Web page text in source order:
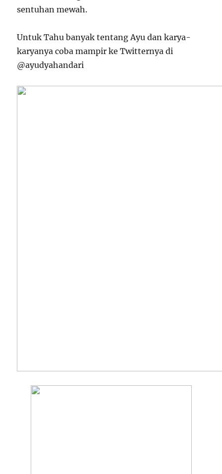
sentuhan mewah.
Untuk Tahu banyak tentang Ayu dan karya-
karyanya coba mampir ke Twitternya di
@ayudyahandari